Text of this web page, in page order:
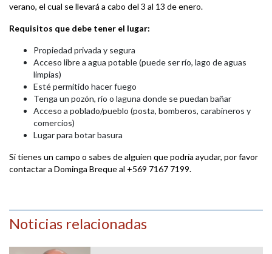
verano, el cual se llevará a cabo del 3 al 13 de enero.
Requisitos que debe tener el lugar:
Propiedad privada y segura
Acceso libre a agua potable (puede ser río, lago de aguas
limpias)
Esté permitido hacer fuego
Tenga un pozón, río o laguna donde se puedan bañar
Acceso a poblado/pueblo (posta, bomberos, carabineros y
comercios)
Lugar para botar basura
Si tienes un campo o sabes de alguien que podría ayudar, por favor
contactar a Dominga Breque al +569 7167 7199.
Noticias relacionadas